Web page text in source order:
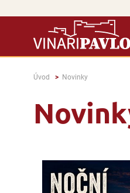
Úvod Novinky